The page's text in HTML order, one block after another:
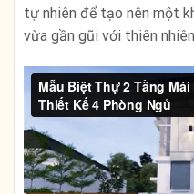
tự nhiên để tạo nên một
vừa gần gũi với thiên